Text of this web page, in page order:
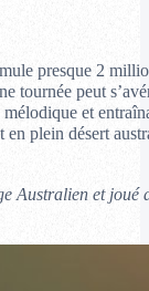
presque 2
tournée peut
et
plein désert
Australien et